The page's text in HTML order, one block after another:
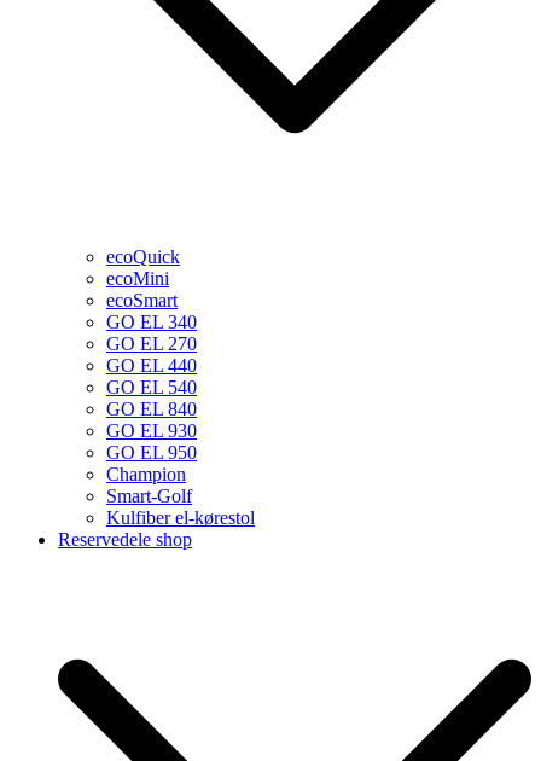
ecoQuick
ecoMini
ecoSmart
GO EL 340
GO EL 270
GO EL 440
GO EL 540
GO EL 840
GO EL 930
GO EL 950
Champion
Smart-Golf
Kulfiber el-kørestol
Reservedele shop